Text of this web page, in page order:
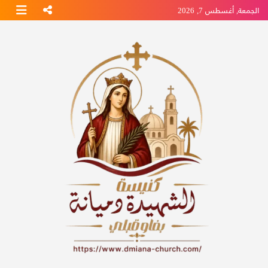
Skip
toالجمعة, أغسطس 7, 2026